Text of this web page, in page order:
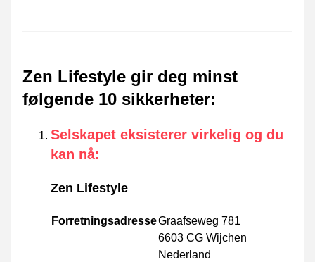
Zen Lifestyle gir deg minst
følgende 10 sikkerheter:
Selskapet eksisterer virkelig og du
kan nå:
Zen Lifestyle
ForretningsadresseGraafseweg 781
6603 CG Wijchen
Nederland